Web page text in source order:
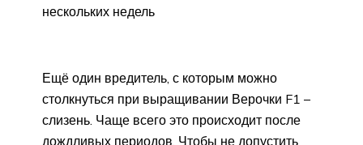
нескольких недель
Ещё один вредитель, с которым можно
столкнуться при выращивании Верочки F1 –
слизень. Чаще всего это происходит после
дождливых периодов. Чтобы не допустить